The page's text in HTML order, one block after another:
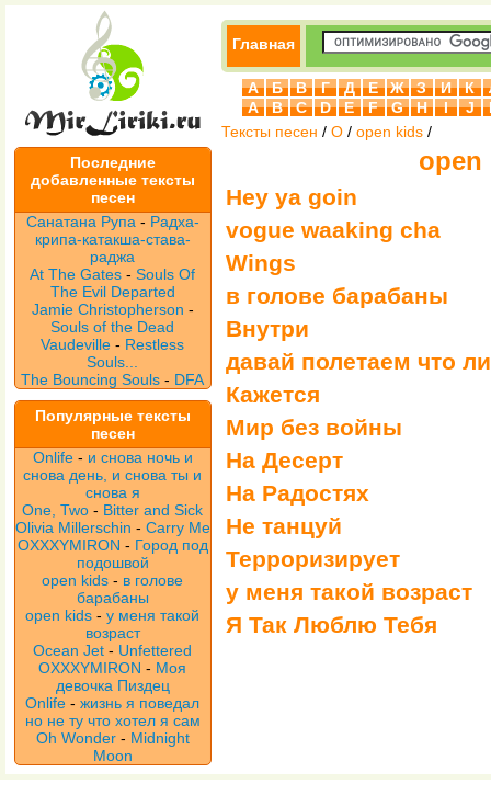
Последние
добавленные тексты
песен
Санатана Рупа - Радха-
крипа-катакша-става-
раджа
At The Gates -Souls Of
The Evil Departed
Jamie Christopherson -
Souls of the Dead
Vaudeville- Restless
Souls...
The Bouncing Souls - DFA
Популярные тексты
песен
Onlife - и снова ночь и
снова день, и снова ты и
снова я
One, Two - Bitter and Sick
Olivia Millerschin - Carry Me
OXXXYMIRON - Город под
подошвой
open kids - в голове
барабаны
open kids -у меня такой
возраст
Ocean Jet - Unfettered
OXXXYMIRON - Моя
девочка Пиздец
Onlife -жизнь я поведал
но не ту что хотел я сам
Oh Wonder - Midnight
Moon
Главная
А Б В Г Д Е Ж З И К
A
B C D E F G H I J
Тексты песен / O / open kids /
open
Hey ya goin
vogue waaking cha
Wings
в голове барабаны
Внутри
давай полетаем что
Кажется
Мир без войны
На Десерт
На Радостях
Не танцуй
Терроризирует
у меня такой возраст
Я Так Люблю Тебя